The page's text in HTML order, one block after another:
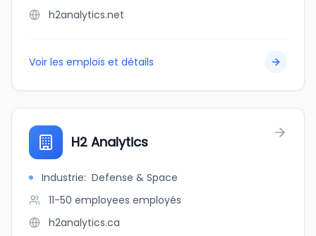
h2analytics.net
Voir les emplois et détails
H2 Analytics
Industrie: Defense & Space
11-50 employees employés
h2analytics.ca